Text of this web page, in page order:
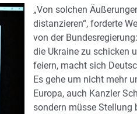
„Von solchen
distanzieren“, forderte
von der
die Ukraine zu schicken
feiern, macht sich
Es gehe um nicht mehr
Europa, auch Kanzler
sondern müsse Stellung